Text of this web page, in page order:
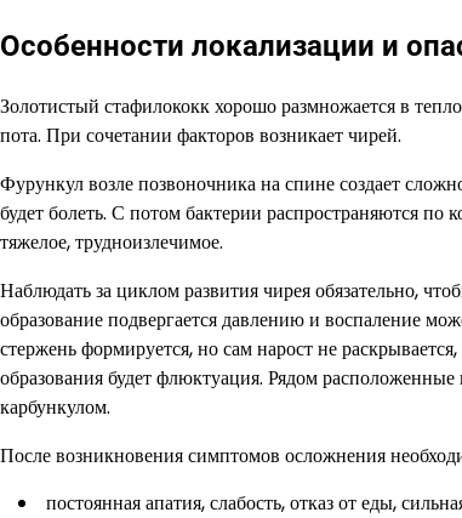
Особенности локализации и
Золотистый стафилококк хорошо размножается в
пота. При сочетании факторов возникает чирей.
Фурункул возле позвоночника на спине создает
будет болеть. С потом бактерии распространяются по
тяжелое, трудноизлечимое.
Наблюдать за циклом развития чирея обязательно,
образование подвергается давлению и воспаление
стержень формируется, но сам нарост не
образования будет флюктуация. Рядом
карбункулом.
После возникновения симптомов осложнения
постоянная апатия, слабость, отказ от еды,